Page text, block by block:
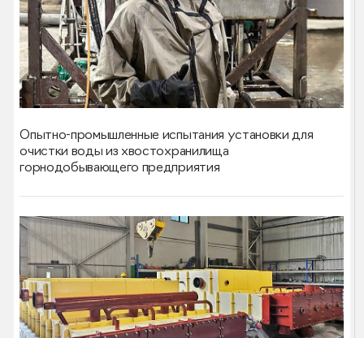
Опытно-промышленные испытания установки для
очистки воды из хвостохранилища
горнодобывающего предприятия